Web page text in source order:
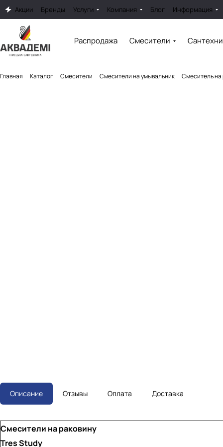
Акции Бренды Услуги Компания Блог Информация
Распродажа Смесители
Главная Каталог Смесители Смесители на умывальник Смеситель на
Описание Отзывы Оплата Доставка
Смесители на раковину
Tres Study